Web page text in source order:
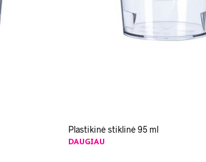
Plastikinė stiklinė 95 ml
DAUGIAU